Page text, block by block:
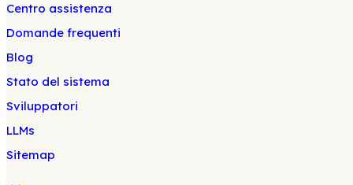
Centro assistenza
Domande frequenti
Blog
Stato del sistema
Sviluppatori
LLMs
Sitemap